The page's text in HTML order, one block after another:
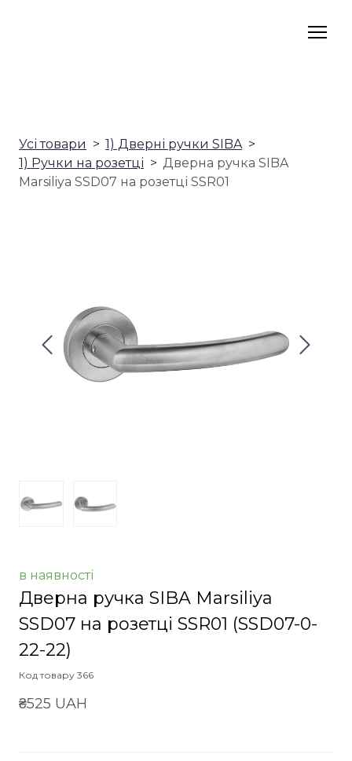
Усі товари
1) Дверні ручки SIBA
1) Ручки на розетці
Дверна ручка SIBA
Marsiliya SSD07 на розетці SSR01
в наявності
Дверна ручка SIBA Marsiliya
SSD07 на розетці SSR01 (SSD07-0-
22-22)
Код товару 366
₴525 UAH